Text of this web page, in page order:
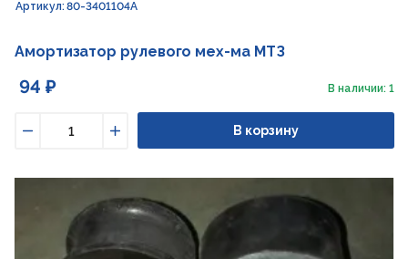
Артикул: 80-3401104А
Амортизатор рулевого мех-ма МТЗ
94 ₽ В наличии: 1
Увеличить
В корзину